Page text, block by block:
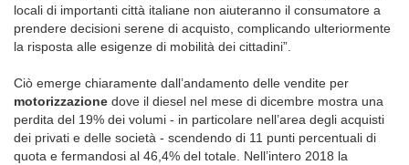
locali di importanti città italiane non aiuteranno il consumatore a
prendere decisioni serene di acquisto, complicando ulteriormente
la risposta alle esigenze di mobilità dei cittadini”.
Ciò emerge chiaramente dall’andamento delle vendite per
motorizzazione dove il diesel nel mese di dicembre mostra una
perdita del 19% dei volumi - in particolare nell’area degli acquisti
dei privati e delle società - scendendo di 11 punti percentuali di
quota e fermandosi al 46,4% del totale. Nell’intero 2018 la